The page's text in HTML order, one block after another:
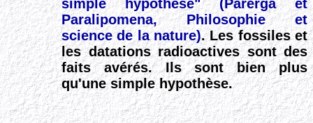
simple hypothèse"(Parerga et
Paralipomena, Philosophie et
science de la nature). Lesfossiles et
les datations radioactives sont des
faits avérés. Ils sont bien plus
qu'une simple hypothèse.